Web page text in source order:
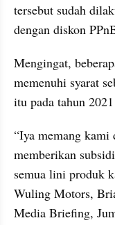
tersebut sudah
dengan diskon
Mengingat,
memenuhi syarat
itu pada tahun
“Iya memang
memberikan
semua lini produk
Wuling Motors,
Media Briefing,